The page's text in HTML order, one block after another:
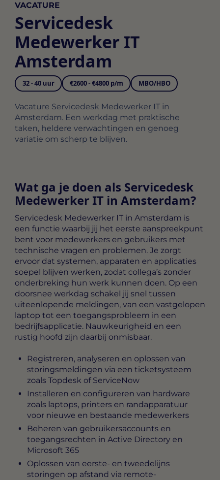
VACATURE
Servicedesk
Medewerker IT
Amsterdam
32 - 40 uur €2600 - €4800 p/m MBO/HBO
Vacature Servicedesk Medewerker IT in
Amsterdam. Een werkdag met praktische
taken, heldere verwachtingen en genoeg
variatie om scherp te blijven.
Wat ga je doen als Servicedesk
Medewerker IT in Amsterdam?
Servicedesk Medewerker IT in Amsterdam is
een functie waarbij jij het eerste aanspreekpunt
bent voor medewerkers en gebruikers met
technische vragen en problemen. Je zorgt
ervoor dat systemen, apparaten en applicaties
soepel blijven werken, zodat collega’s zonder
onderbreking hun werk kunnen doen. Op een
doorsnee werkdag schakel jij snel tussen
uiteenlopende meldingen, van een vastgelopen
laptop tot een toegangsprobleem in een
bedrijfsapplicatie. Nauwkeurigheid en een
rustig hoofd zijn daarbij onmisbaar.
Registreren, analyseren en oplossen van
storingsmeldingen via een ticketsysteem
zoals Topdesk of ServiceNow
Installeren en configureren van hardware
zoals laptops, printers en randapparatuur
voor nieuwe en bestaande medewerkers
Beheren van gebruikersaccounts en
toegangsrechten in Active Directory en
Microsoft 365
Oplossen van eerste- en tweedelijns
storingen op afstand via remote-